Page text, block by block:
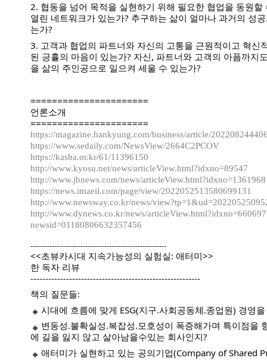
2. 협동을 넘어 목적을 실현하기 위해 필요한 협업을 동원할
열린 네트워크가 있는가? 추구하는 삶이 얼마나 과거의 성
는가?
3. 고객과 협업의 파트너와 자신의 고통을 근원적이고 혁신
된 긍휼의 마음이 있는가? 자신, 파트너와 고객의 아픔까지
을 삶의 주인공으로 일으켜 세울 수 있는가?
======================
언론소개
======================
https://magazine.hankyung.com/business/article/
https://www.sedaily.com/NewsView/2664C2PCOV
https://kasba.or.kr/61/11396150
http://www.kyosu.net/news/articleView.html?idxno=89547
http://www.jbnews.com/news/articleView.html?idxno=1361968
https://news.imaeil.com/page/view/2022052513580699131
http://www.newsway.co.kr/news/
http://www.dynews.co.kr/news/articleView.html?idxno=660697
newsid=01180806632357456
---------------------------------------------------------
<<초뷰카시대 지속가능성의 실험실: 애터미>>
한 독자 리뷰
---------------------------------------------------------
책의 질문들:
시대에 흐름에 맞게 ESG(지구.사회공동체.종업원) 경영
변동성.불확실성.복잡성.모호성이 폭증해가며 특이점을
에 길을 잃지 않고 살아남을수있는 회사인지?
애터미가 실현하고 있는 공의기업(Company of Shared